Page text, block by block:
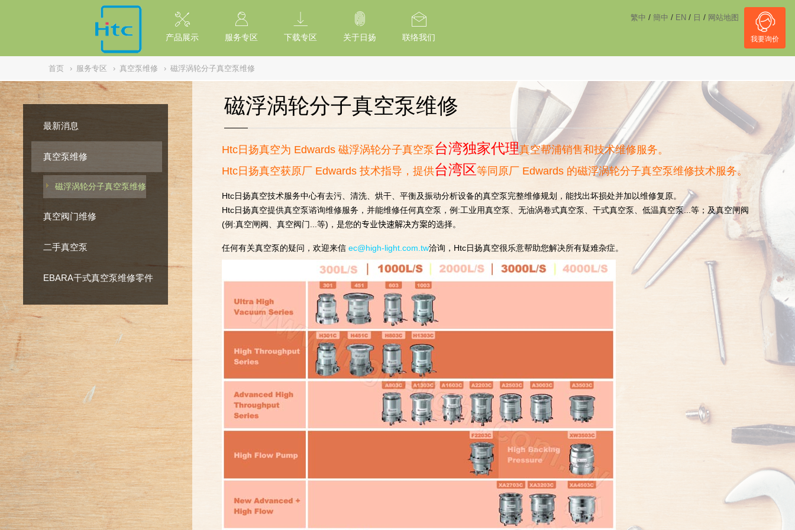
// replaced by scott on 2026/7/20 reason: high risk: Unsafe Implementation Of Subresource Integrity /*
繁中 / 簡中 / EN / 日 / 网站地图
我要询价
产品展示 服务专区 下载专区 关于日扬 联络我们
首页 › 服务专区 › 真空泵维修 › 磁浮涡轮分子真空泵维修
最新消息
真空泵维修
磁浮涡轮分子真空泵维修
真空阀门维修
二手真空泵
EBARA干式真空泵维修零件
磁浮涡轮分子真空泵维修
Htc日扬真空为 Edwards 磁浮涡轮分子真空泵 台湾独家代理真空帮浦销售和技术维修服务。
Htc日扬真空获原厂 Edwards 技术指导，提供台湾区等同原厂 Edwards 的磁浮涡轮分子真空泵维修技术服务。
Htc日扬真空技术服务中心有去污、清洗、烘干、平衡及振动分析设备的真空泵完整维修规划，能找出坏损处并加以维修复原。
Htc日扬真空提供真空泵谘询维修服务，并能维修任何真空泵，例:工业用真空泵、无油涡卷式真空泵、干式真空泵、低温真空泵...等；及真空闸阀
(例:真空闸阀、真空阀门...等)，是您的专业快速解决方案的选择。
任何有关真空泵的疑问，欢迎来信 ec@high-light.com.tw洽询，Htc日扬真空很乐意帮助您解决所有疑难杂症。